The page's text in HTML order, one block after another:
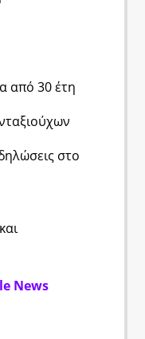
από 30 έτη
στο
News